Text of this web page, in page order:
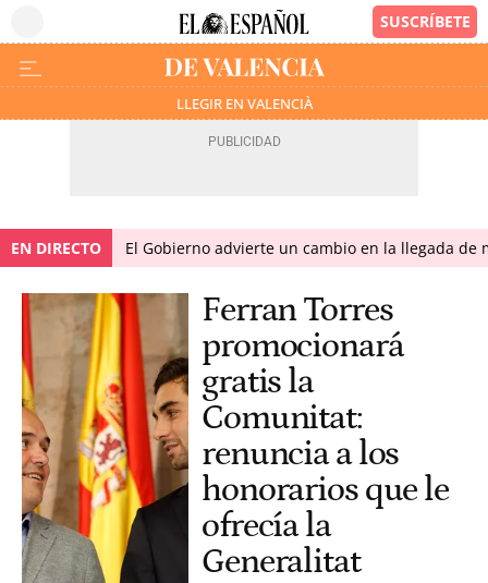
LLEGIR EN VALENCIÀ
EN DIRECTO El Gobierno advierte un cambio en la llegada
Ferran Torres
promocionará
gratis la
Comunitat:
renuncia a los
honorarios que le
ofrecía la
Generalitat